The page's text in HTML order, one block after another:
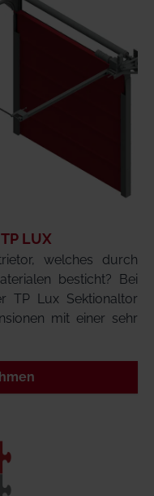
LUX
welches durch
besticht? Bei
TP Lux Sektionaltor
mit einer sehr